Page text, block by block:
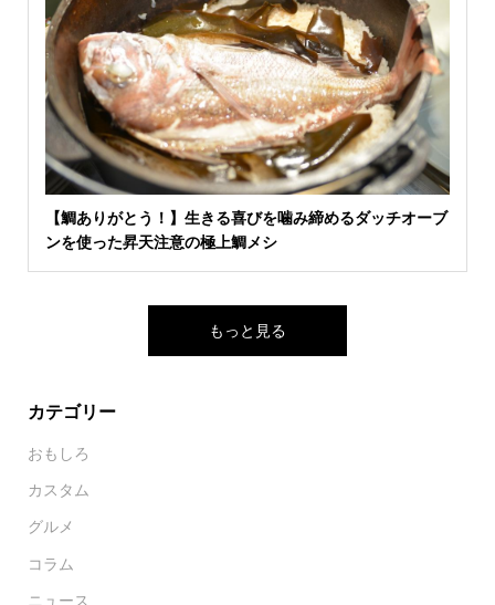
【鯛ありがとう！】生きる喜びを噛み締めるダッチオーブ
ンを使った昇天注意の極上鯛メシ
もっと見る
カテゴリー
おもしろ
カスタム
グルメ
コラム
ニュース